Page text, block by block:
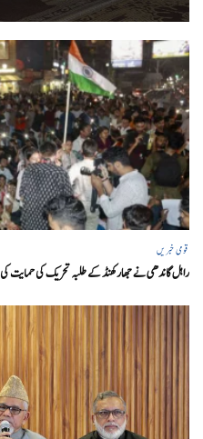
قومی خبریں
راہل گاندھی نے جھارکھنڈ کے طلبہ تحریک کی حمایت کی